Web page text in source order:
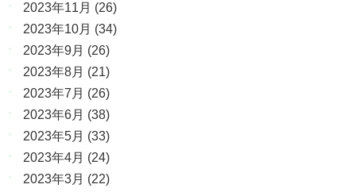
2023年11月 (26)
2023年10月 (34)
2023年9月 (26)
2023年8月 (21)
2023年7月 (26)
2023年6月 (38)
2023年5月 (33)
2023年4月 (24)
2023年3月 (22)